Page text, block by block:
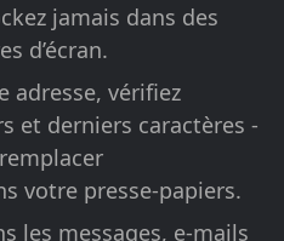
jamais dans des
d’écran.
adresse, vérifiez
et derniers caractères -
votre presse-papiers.
les messages, e-mails